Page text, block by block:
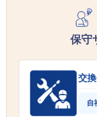
保守
交
自